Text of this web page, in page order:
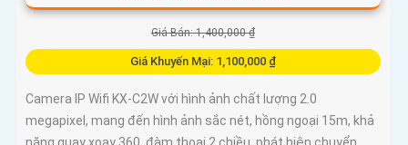
Giá Bán: 1,400,000 ₫
Giá Khuyến Mại: 1,100,000 ₫
Camera IP Wifi KX-C2W với hình ảnh chất lượng 2.0
megapixel, mang đến hình ảnh sắc nét, hồng ngoại 15m, khả